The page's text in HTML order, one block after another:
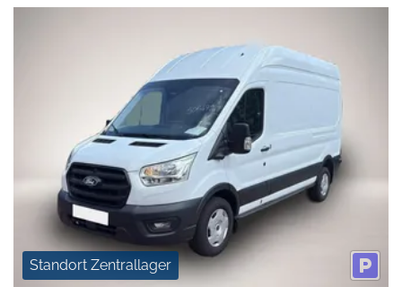
Standort Zentrallager